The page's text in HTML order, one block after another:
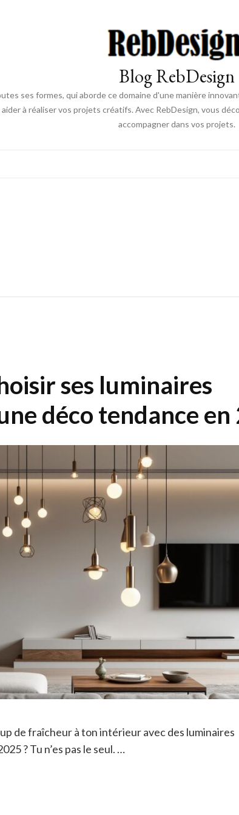
Blog RebDesign
ses formes, qui aborde ce domaine d'une manière
à réaliser vos projets créatifs. Avec RebDesign, vous
accompagner dans vos projets.
ses luminaires
déco tendance en
de fraîcheur à ton intérieur avec des luminaires
? Tu n’es pas le seul. …